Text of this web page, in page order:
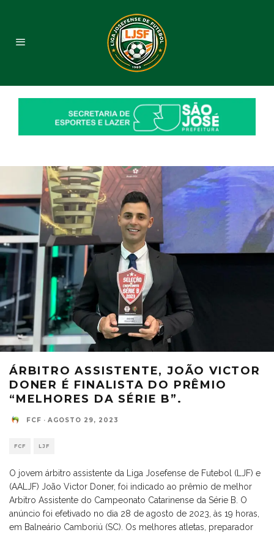
ÁRBITRO ASSISTENTE, JOÃO VICTOR
DONER É FINALISTA DO PRÊMIO
“MELHORES DA SÉRIE B”.
FCF · AGOSTO 29, 2023
FCF LJF
O jovem árbitro assistente da Liga Josefense de Futebol (LJF) e
(AALJF) João Victor Doner, foi indicado ao prêmio de melhor
Arbitro Assistente do Campeonato Catarinense da Série B. O
anúncio foi efetivado no dia 28 de agosto de 2023, às 19 horas,
em Balneário Camboriú (SC). Os melhores atletas, preparador